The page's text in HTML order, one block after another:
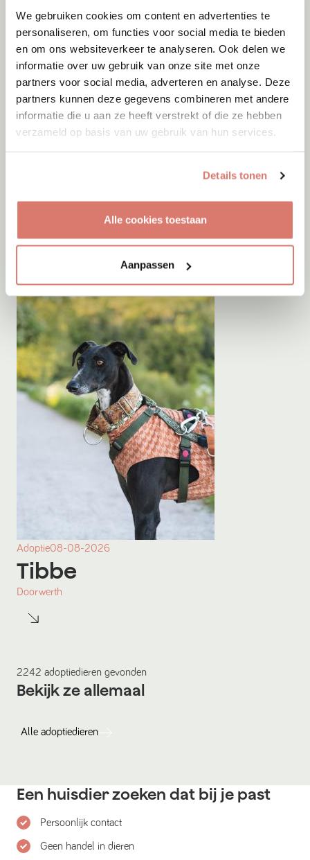
We gebruiken cookies om content en advertenties te
personaliseren, om functies voor social media te bieden
en om ons websiteverkeer te analyseren. Ook delen we
informatie over uw gebruik van onze site met onze
partners voor social media, adverteren en analyse. Deze
partners kunnen deze gegevens combineren met andere
informatie die u aan ze heeft verstrekt of die ze hebben
verzameld op basis van uw gebruik van hun services.
Details tonen
Alle cookies toestaan
Aanpassen
Adoptie08-08-2026
Tibbe
Doorwerth
2242 adoptiedieren gevonden
Bekijk ze allemaal
Alle adoptiedieren
Een huisdier zoeken dat bij je past
Persoonlijk contact
Geen handel in dieren